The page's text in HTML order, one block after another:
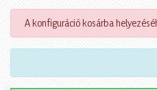
A konfiguráció kosárba